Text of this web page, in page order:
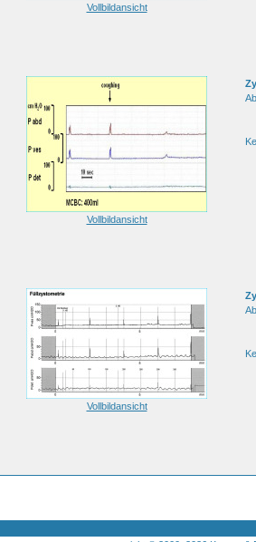
Vollbildansicht
Vollbildansicht
Vollbildansicht